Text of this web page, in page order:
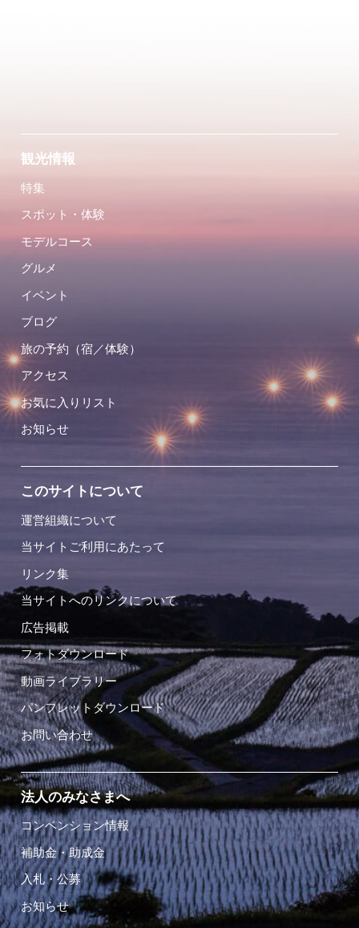
観光情報
特集
スポット・体験
モデルコース
グルメ
イベント
ブログ
旅の予約（宿／体験）
アクセス
お気に入りリスト
お知らせ
このサイトについて
運営組織について
当サイトご利用にあたって
リンク集
当サイトへのリンクについて
広告掲載
フォトダウンロード
動画ライブラリー
パンフレットダウンロード
お問い合わせ
法人のみなさまへ
コンベンション情報
補助金・助成金
入札・公募
お知らせ